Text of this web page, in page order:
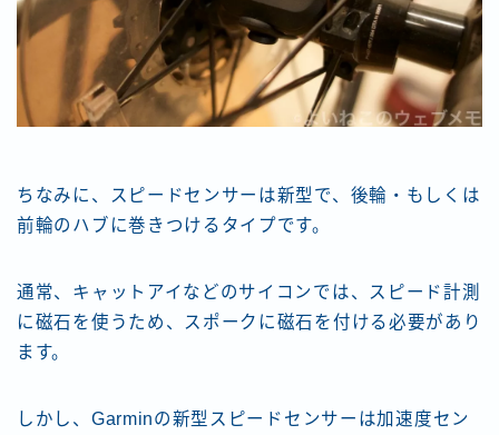
ちなみに、スピードセンサーは新型で、後輪・もしくは
前輪のハブに巻きつけるタイプです。
通常、キャットアイなどのサイコンでは、スピード計測
に磁石を使うため、スポークに磁石を付ける必要があり
ます。
しかし、Garminの新型スピードセンサーは加速度セン